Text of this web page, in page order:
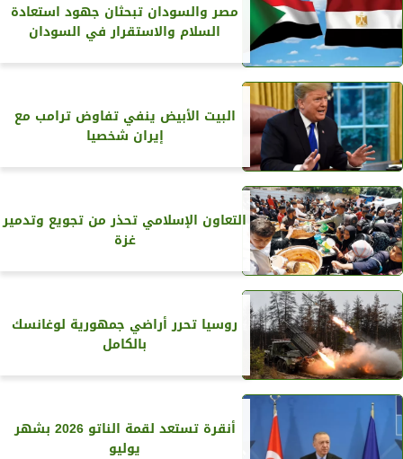
مصر والسودان تبحثان جهود استعادة
السلام والاستقرار في السودان
البيت الأبيض ينفي تفاوض ترامب مع
إيران شخصيا
التعاون الإسلامي تحذر من تجويع وتدمير
غزة
روسيا تحرر أراضي جمهورية لوغانسك
بالكامل
أنقرة تستعد لقمة الناتو 2026 بشهر
يوليو